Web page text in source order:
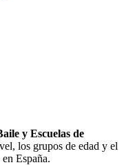
y Escuelas de
los grupos de edad y el
España.